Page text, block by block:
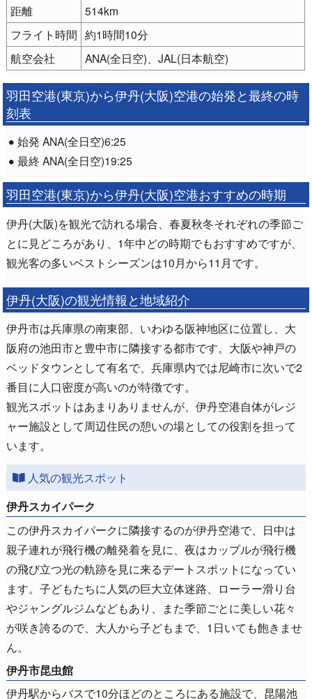
距離
514km
フライト時間 約1時間10分
航空会社
ANA(全日空)、JAL(日本航空)
羽田空港(東京)から伊丹(大阪)空港の始発と最終の時
刻表
始発 ANA(全日空)6:25
最終 ANA(全日空)19:25
羽田空港(東京)から伊丹(大阪)空港おすすめの時期
伊丹(大阪)を観光で訪れる場合、春夏秋冬それぞれの季節ご
とに見どころがあり、1年中どの時期でもおすすめですが、
観光客の多いベストシーズンは10月から11月です。
伊丹(大阪)の観光情報と地域紹介
伊丹市は兵庫県の南東部、いわゆる阪神地区に位置し、大
阪府の池田市と豊中市に隣接する都市です。大阪や神戸の
ベッドタウンとして有名で、兵庫県内では尼崎市に次いで2
番目に人口密度が高いのが特徴です。
観光スポットはあまりありませんが、伊丹空港自体がレジ
ャー施設として周辺住民の憩いの場としての役割を担って
います。
人気の観光スポット
伊丹スカイパーク
この伊丹スカイパークに隣接するのが伊丹空港で、日中は
親子連れが飛行機の離発着を見に、夜はカップルが飛行機
の飛び立つ光の軌跡を見に来るデートスポットになってい
ます。子どもたちに人気の巨大立体迷路、ローラー滑り台
やジャングルジムなどもあり、また季節ごとに美しい花々
が咲き誇るので、大人から子どもまで、1日いても飽きませ
ん。
伊丹市昆虫館
伊丹駅からバスで10分ほどのところにある施設で、昆陽池